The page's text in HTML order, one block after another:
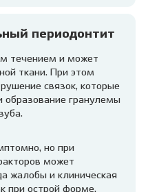
периодонтит
течением и может
ткани. При этом
связок, которые
гранулемы
но при
может
жалобы и клиническая
при острой форме.